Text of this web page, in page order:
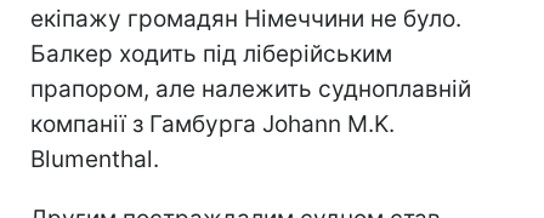
екіпажу громадян Німеччини не було.
Балкер ходить під ліберійським
прапором, але належить судноплавній
компанії з Гамбурга Johann M.K.
Blumenthal.